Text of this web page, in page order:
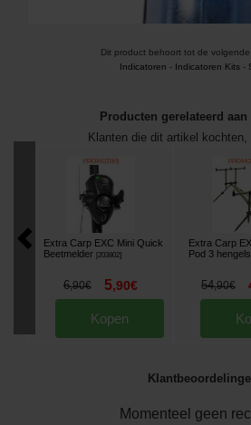
Dit product behoort tot de
Indicatoren - Indicatoren Kits -
Producten gerelateerd
Klanten die dit artikel kochten,
Extra Carp EXC Mini Quick
Beetmelder [203802]
6,90€ 5,90€
Kopen
Extra Carp
Pod 3 hengels
54,90€
Momenteel geen